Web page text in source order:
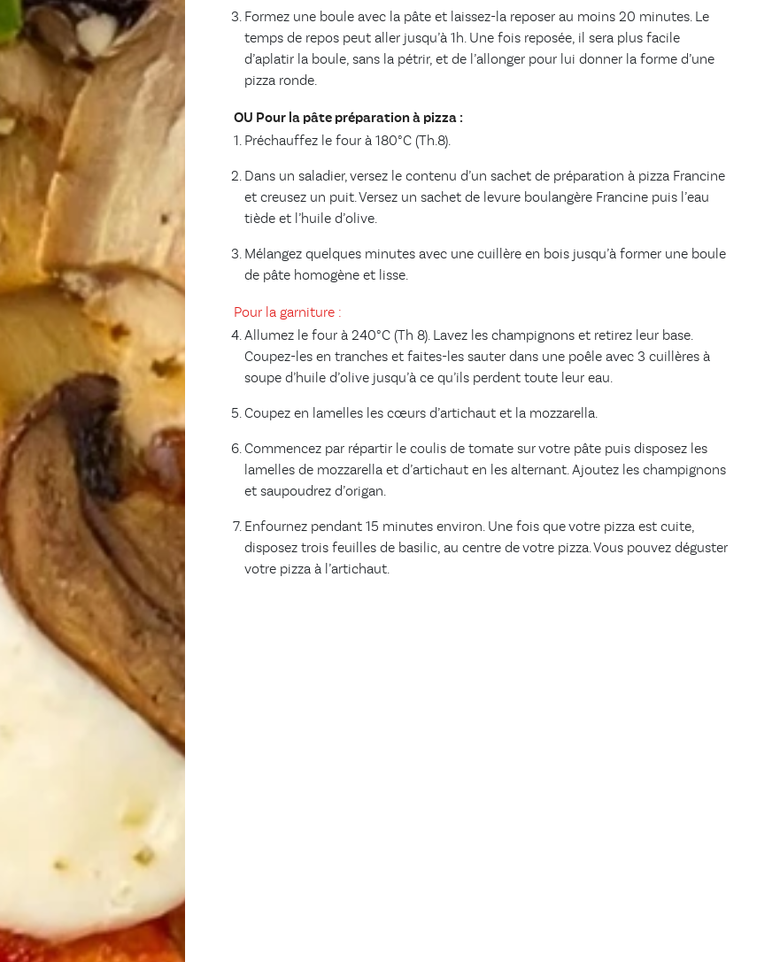
Formez une boule avec la pâte et laissez-la reposer au moins 20 minutes. Le
temps de repos peut aller jusqu’à 1h. Une fois reposée, il sera plus facile
d’aplatir la boule, sans la pétrir, et de l’allonger pour lui donner la forme d’une
pizza ronde.
OU Pour la pâte préparation à pizza :
Préchauffez le four à 180°C (Th.8).
Dans un saladier, versez le contenu d’un sachet de préparation à pizza Francine
et creusez un puit. Versez un sachet de levure boulangère Francine puis l’eau
tiède et l’huile d’olive.
Mélangez quelques minutes avec une cuillère en bois jusqu’à former une boule
de pâte homogène et lisse.
Pour la garniture :
Allumez le four à 240°C (Th 8). Lavez les champignons et retirez leur base.
Coupez-les en tranches et faites-les sauter dans une poêle avec 3 cuillères à
soupe d’huile d’olive jusqu’à ce qu’ils perdent toute leur eau.
Coupez en lamelles les cœurs d’artichaut et la mozzarella.
Commencez par répartir le coulis de tomate sur votre pâte puis disposez les
lamelles de mozzarella et d’artichaut en les alternant. Ajoutez les champignons
et saupoudrez d’origan.
Enfournez pendant 15 minutes environ. Une fois que votre pizza est cuite,
disposez trois feuilles de basilic, au centre de votre pizza. Vous pouvez déguster
votre pizza à l’artichaut.